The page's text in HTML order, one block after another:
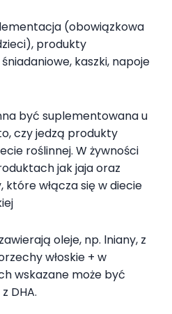
(obowiązkowa
produkty
kaszki, napoje
być suplementowana u
czy jedzą produkty
roślinnej. W żywności
jak jaja oraz
włącza się w diecie
oleje, np. lniany, z
włoskie + w
wskazane może być
DHA.